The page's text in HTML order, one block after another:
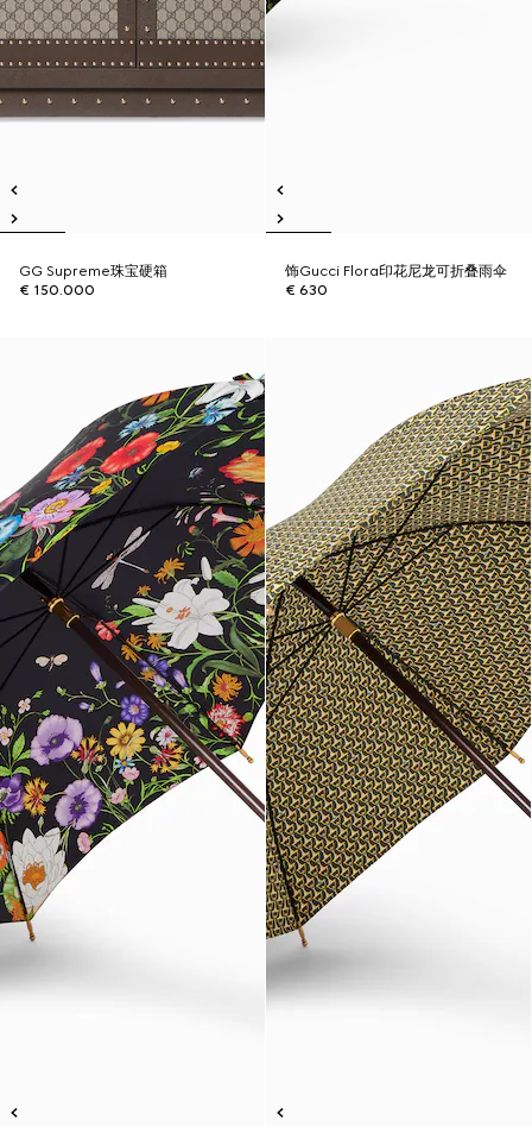
GG Supreme珠宝硬箱
€ 150.000
饰Gucci Flora印花尼龙可折叠雨伞
€ 630